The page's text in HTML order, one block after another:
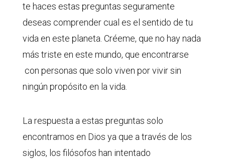
te haces estas preguntas seguramente
deseas comprender cual es el sentido de tu
vida en este planeta. Créeme, que no hay nada
más triste en este mundo, que encontrarse
con personas que solo viven por vivir sin
ningún propósito en la vida.
La respuesta a estas preguntas solo
encontramos en Dios ya que a través de los
siglos, los filósofos han intentado